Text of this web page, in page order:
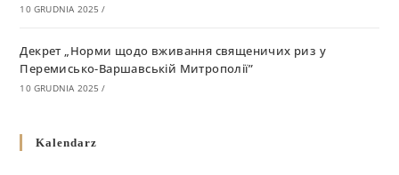
10 GRUDNIA 2025 /
Декрет „Норми щодо вживання священичих риз у
Перемисько-Варшавській Митрополії”
10 GRUDNIA 2025 /
григоріанським календарем
Kalendarz